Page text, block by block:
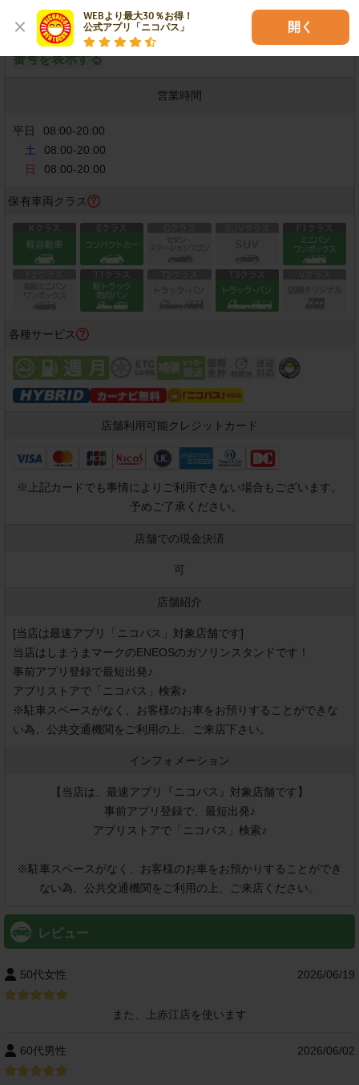
WEBより最大30％お得！
公式アプリ「ニコパス」
開く
店舗電話番号
番号を表示する
営業時間
平日 08:00-20:00
土
08:00-20:00
日
08:00-20:00
保有車両クラス
各種サービス
店舗利用可能クレジットカード
※
上記カードでも事情によりご利用できない場合もございます。
予めご了承ください。
店舗での現金決済
可
店舗紹介
[当店は最速アプリ「ニコパス」対象店舗です]
当店はしまうまマークのENEOSのガソリンスタンドです！
事前アプリ登録で最短出発♪
アプリストアで「ニコパス」検索♪
※駐車スペースがなく、お客様のお車をお預りすることができな
い為、公共交通機関をご利用の上、ご来店下さい。
インフォメーション
【当店は、最速アプリ『ニコパス』対象店舗です】
事前アプリ登録で、最短出発♪
アプリストアで「ニコパス」検索♪
※駐車スペースがなく、お客様のお車をお預かりすることができ
ない為、公共交通機関をご利用の上、ご来店ください。
レビュー
50代女性 2026/06/19
また、上赤江店を使います
60代男性 2026/06/02